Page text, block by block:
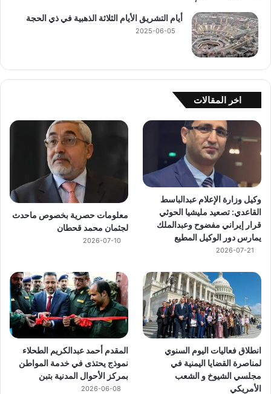
أيام التشريق الأيام الثلاثة الذهبية في ذي الحجة
2025-06-05
اخر المقالات
وكيل وزارة الإعلام عبدالباسط
القاعدي: تصعيد مليشيا الحوثي
قرار إيراني مفضوح وعبدالملك
يمارس دور الوكيل المطيع
2026-07-21
معلومات حصرية بخصوص ماحدث
لجثمان محمد قحطان
2026-07-10
انطلاق فعاليات اليوم السنوي
لمناصرة القضايا اليمنية في
مجلسي الشيوخ و الشعب
الأمريكي
المقدم أحمد عبدالكريم الطحلاء
نموذج يحتذى في خدمة المواطن
بمركز الأحوال المدنية بتبن
2026-06-08